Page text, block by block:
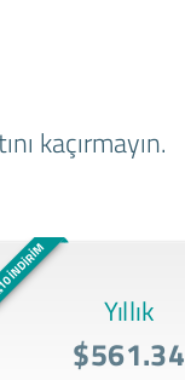
kaçırmayın.
Yıllık
$561.34